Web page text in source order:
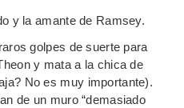
y la amante de Ramsey.
golpes de suerte para
y mata a la chica de
No es muy importante).
de un muro “demasiado